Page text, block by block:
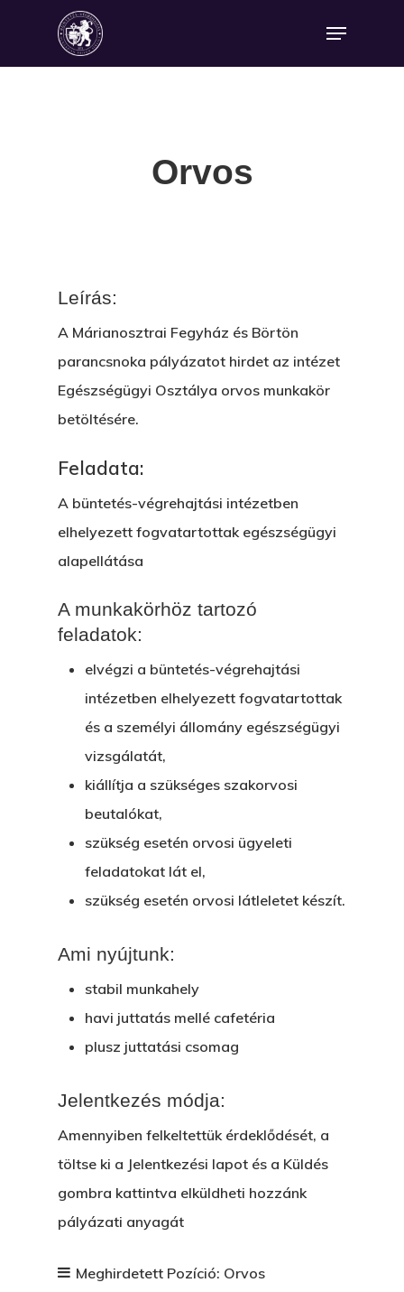
Orvos
Leírás:
A Márianosztrai Fegyház és Börtön
parancsnoka pályázatot hirdet az intézet
Egészségügyi Osztálya orvos munkakör
betöltésére.
Feladata:
A büntetés-végrehajtási intézetben
elhelyezett fogvatartottak egészségügyi
alapellátása
A munkakörhöz tartozó
feladatok:
elvégzi a büntetés-végrehajtási
intézetben elhelyezett fogvatartottak
és a személyi állomány egészségügyi
vizsgálatát,
kiállítja a szükséges szakorvosi
beutalókat,
szükség esetén orvosi ügyeleti
feladatokat lát el,
szükség esetén orvosi látleletet készít.
Ami nyújtunk:
stabil munkahely
havi juttatás mellé cafetéria
plusz juttatási csomag
Jelentkezés módja:
Amennyiben felkeltettük érdeklődését, a
töltse ki a Jelentkezési lapot és a Küldés
gombra kattintva elküldheti hozzánk
pályázati anyagát
Meghirdetett Pozíció: Orvos